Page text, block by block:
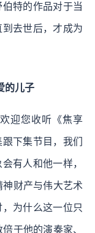
特的作品对于当
去世后，才成为
的儿子
迎您收听《焦享
下集节目，我们
有人和他一样，
神财产与伟大艺术
为什么这一位只
于他的演奏家、